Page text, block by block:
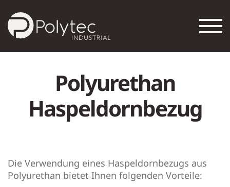
Polyurethan
Haspeldornbezug
Die Verwendung eines Haspeldornbezugs aus
Polyurethan bietet Ihnen folgenden Vorteile: